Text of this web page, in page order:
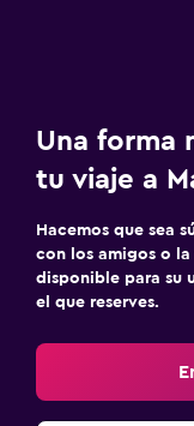
Una forma
tu viaje a
Hacemos que sea
con los amigos o la
disponible para su
el que reserves.